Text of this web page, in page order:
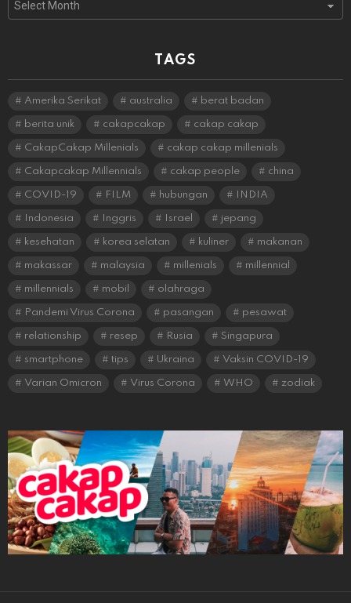
TAGS
Amerika Serikat australia berat badan
berita unik cakapcakap cakap cakap
CakapCakap Millenials cakap cakap millenials
Cakapcakap Millennials cakap people china
COVID-19 FILM hubungan INDIA
Indonesia Inggris Israel jepang
kesehatan korea selatan kuliner makanan
makassar malaysia millenials millennial
millennials mobil olahraga
Pandemi Virus Corona pasangan pesawat
relationship resep Rusia Singapura
smartphone tips Ukraina Vaksin COVID-19
Varian Omicron Virus Corona WHO zodiak